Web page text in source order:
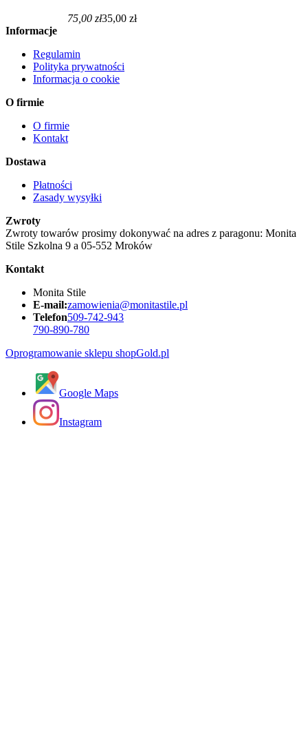
75,00 zł35,00 zł
Informacje
Regulamin
Polityka prywatności
Informacja o cookie
O firmie
O firmie
Kontakt
Dostawa
Płatności
Zasady wysyłki
Zwroty
Zwroty towarów prosimy dokonywać na adres z paragonu: Monita
Stile Szkolna 9 a 05-552 Mroków
Kontakt
Monita Stile
E-mail:zamowienia@monitastile.pl
Telefon509-742-943
790-890-780
Oprogramowanie sklepu shopGold.pl
Google Maps
Instagram